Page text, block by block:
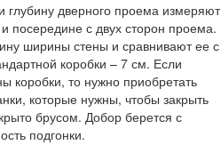
глубину дверного проема измеряют
посередине с двух сторон проема.
ширины стены и сравнивают ее с
коробки – 7 см. Если
то нужно приобретать
которые нужны, чтобы закрыть
брусом. Добор берется с
подгонки.